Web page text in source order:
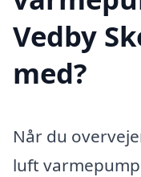
Vedby
med?
Når du
luft